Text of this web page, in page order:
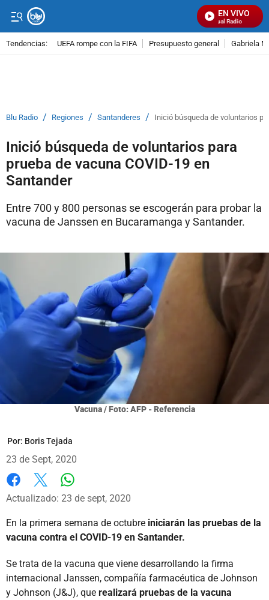
EN VIVO
Señal Visual Radio
Tendencias: UEFA rompe con la FIFA Presupuesto general Gabriela
Blu Radio / Regiones / Santanderes / Inició búsqueda de voluntarios
Inició búsqueda de voluntarios para
prueba de vacuna COVID-19 en
Santander
Entre 700 y 800 personas se escogerán para probar la
vacuna de Janssen en Bucaramanga y Santander.
Vacuna / Foto: AFP - Referencia
Por: Boris Tejada
23 de Sept, 2020
Facebook
X
Actualizado: 23 de sept, 2020
En la primera semana de octubre iniciarán las pruebas de la
vacuna contra el COVID-19 en Santander.
Se trata de la vacuna que viene desarrollando la firma
internacional Janssen, compañía farmacéutica de Johnson
y Johnson (J&J), que realizará pruebas de la vacuna